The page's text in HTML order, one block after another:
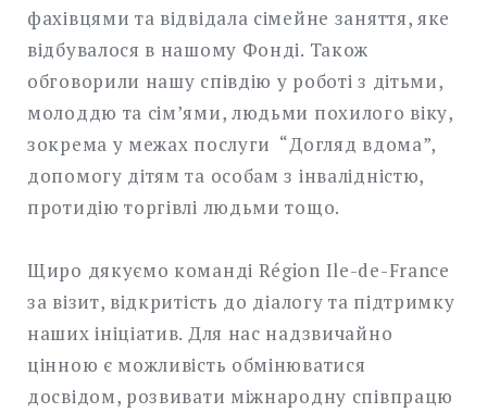
фахівцями та відвідала сімейне заняття, яке
відбувалося в нашому Фонді. Також
обговорили нашу співдію у роботі з дітьми,
молоддю та сім’ями, людьми похилого віку,
зокрема у межах послуги “Догляд вдома”,
допомогу дітям та особам з інвалідністю,
протидію торгівлі людьми тощо.
Щиро дякуємо команді Région Ile-de-France
за візит, відкритість до діалогу та підтримку
наших ініціатив. Для нас надзвичайно
цінною є можливість обмінюватися
досвідом, розвивати міжнародну співпрацю